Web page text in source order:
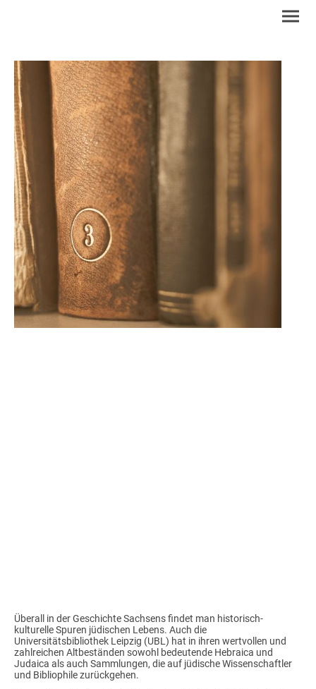
Überall in der Geschichte Sachsens findet man historisch-
kulturelle Spuren jüdischen Lebens. Auch die
Universitätsbibliothek Leipzig (UBL) hat in ihren wertvollen und
zahlreichen Altbeständen sowohl bedeutende Hebraica und
Judaica als auch Sammlungen, die auf jüdische Wissenschaftler
und Bibliophile zurückgehen.